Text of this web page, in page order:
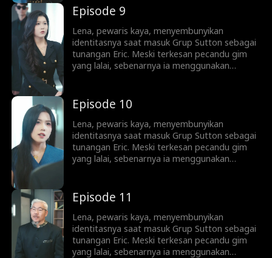
sadar. Ia malah memercayai Sophie,
asistennya yang licik, dan mengabaikan
perhatian Lena...
Episode 9
Lena, pewaris kaya, menyembunyikan
identitasnya saat masuk Grup Sutton sebagai
tunangan Eric. Meski terkesan pecandu gim
yang lalai, sebenarnya ia menggunakan
sadar. Ia malah memercayai Sophie,
asistennya yang licik, dan mengabaikan
perhatian Lena...
Episode 10
Lena, pewaris kaya, menyembunyikan
identitasnya saat masuk Grup Sutton sebagai
tunangan Eric. Meski terkesan pecandu gim
yang lalai, sebenarnya ia menggunakan
sadar. Ia malah memercayai Sophie,
asistennya yang licik, dan mengabaikan
perhatian Lena...
Episode 11
Lena, pewaris kaya, menyembunyikan
identitasnya saat masuk Grup Sutton sebagai
tunangan Eric. Meski terkesan pecandu gim
yang lalai, sebenarnya ia menggunakan